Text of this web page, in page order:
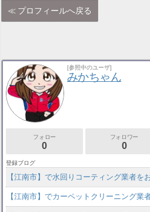
プロフィールへ戻る
[参照中のユーザ]
みかちゃん
フォロー
0
フォロワー
0
登録ブログ
【江南市】で水回りコーティング業者を
【江南市】でカーペットクリーニング業